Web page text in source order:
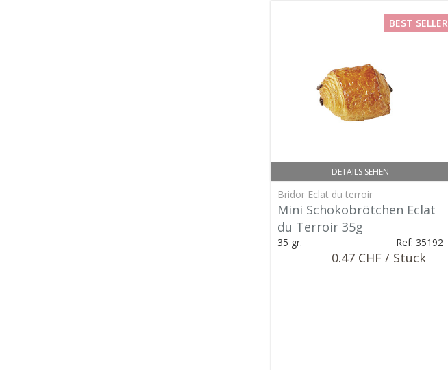
DETAILS SEHEN
BEST SELLER
Bridor Eclat du terroir
Mini Schokobrötchen Eclat
du Terroir 35g
35 gr. Ref: 35192
0.47 CHF / Stück